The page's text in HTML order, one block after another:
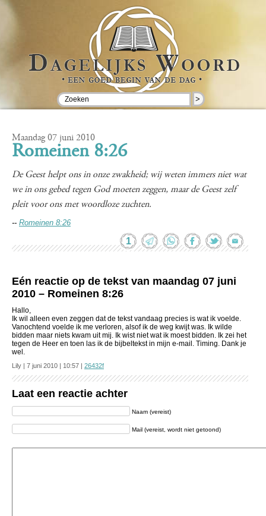
>
Maandag 07 juni 2010
Romeinen 8:26
De Geest helpt ons in onze zwakheid; wij weten immers niet wat
we in ons gebed tegen God moeten zeggen, maar de Geest zelf
pleit voor ons met woordloze zuchten.
-- Romeinen 8:26
1
Eén reactie op de tekst van maandag 07 juni
2010 – Romeinen 8:26
Hallo,
Ik wil alleen even zeggen dat de tekst vandaag precies is wat ik voelde.
Vanochtend voelde ik me verloren, alsof ik de weg kwijt was. Ik wilde
bidden maar niets kwam uit mij. Ik wist niet wat ik moest bidden. Ik zei het
tegen de Heer en toen las ik de bijbeltekst in mijn e-mail. Timing. Dank je
wel.
Lily | 7 juni 2010 | 10:57 | 26432f
Laat een reactie achter
Naam (vereist)
Mail (vereist, wordt niet getoond)